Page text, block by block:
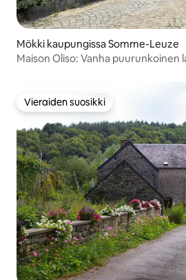
Mökki kaupungissa Somme-Leuze
Maison Oliso: Vanha puurunkoinen
Vieraiden suosikki
Vieraiden suosikki